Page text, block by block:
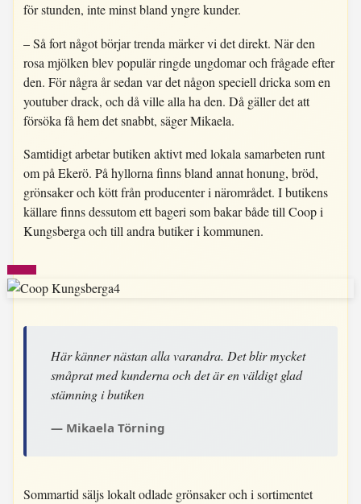
för stunden, inte minst bland yngre kunder.
– Så fort något börjar trenda märker vi det direkt. När den
rosa mjölken blev populär ringde ungdomar och frågade efter
den. För några år sedan var det någon speciell dricka som en
youtuber drack, och då ville alla ha den. Då gäller det att
försöka få hem det snabbt, säger Mikaela.
Samtidigt arbetar butiken aktivt med lokala samarbeten runt
om på Ekerö. På hyllorna finns bland annat honung, bröd,
grönsaker och kött från producenter i närområdet. I butikens
källare finns dessutom ett bageri som bakar både till Coop i
Kungsberga och till andra butiker i kommunen.
Här känner nästan alla varandra. Det blir mycket
småprat med kunderna och det är en väldigt glad
stämning i butiken
Mikaela Törning
Sommartid säljs lokalt odlade grönsaker och i sortimentet